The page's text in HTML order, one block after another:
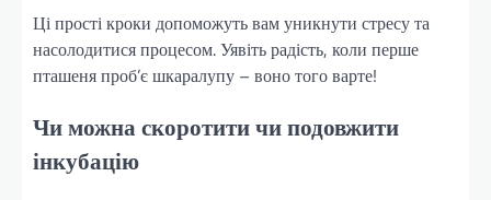
Ці прості кроки допоможуть вам уникнути стресу та
насолодитися процесом. Уявіть радість, коли перше
пташеня проб’є шкаралупу – воно того варте!
Чи можна скоротити чи подовжити
інкубацію